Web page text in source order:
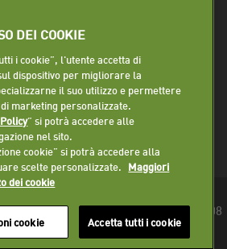
di Volterra S.p.A. - P.IVA 01225610508
DEI COOKIE
i cookie”, l'utente accetta di
dispositivo per migliorare la
il suo utilizzo e permettere
di marketing personalizzate.
” si potrà accedere alle
nel sito.
cookie” si potrà accedere alla
scelte personalizzate. Maggiori
dei cookie
Accetta tutti i cookie
cookie